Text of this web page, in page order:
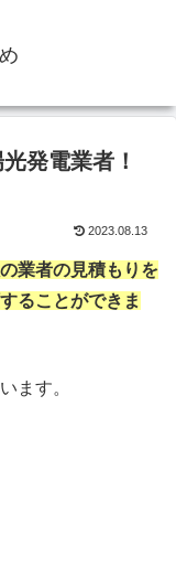
発電業者！
2023.08.13
業者の見積もりを
ることができま
ます。